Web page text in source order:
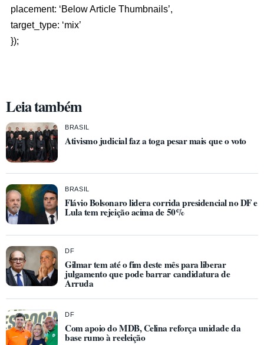
placement: ‘Below Article Thumbnails’,
target_type: ‘mix’
});
Leia também
BRASIL
Ativismo judicial faz a toga pesar mais que o voto
BRASIL
Flávio Bolsonaro lidera corrida presidencial no DF e
Lula tem rejeição acima de 50%
DF
Gilmar tem até o fim deste mês para liberar
julgamento que pode barrar candidatura de
Arruda
DF
Com apoio do MDB, Celina reforça unidade da
base rumo à reeleição